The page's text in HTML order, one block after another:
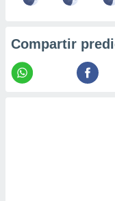
Compartir